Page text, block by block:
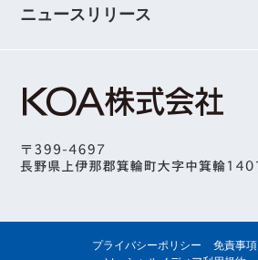
ニュースリリース
プライバシーポリシー 免責事項